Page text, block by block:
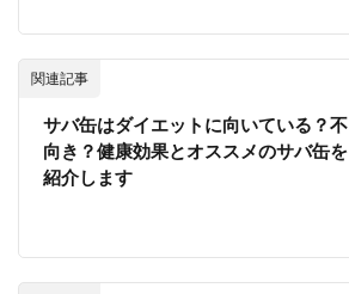
関連記事
サバ缶はダイエットに向いている？不
向き？健康効果とオススメのサバ缶を
紹介します